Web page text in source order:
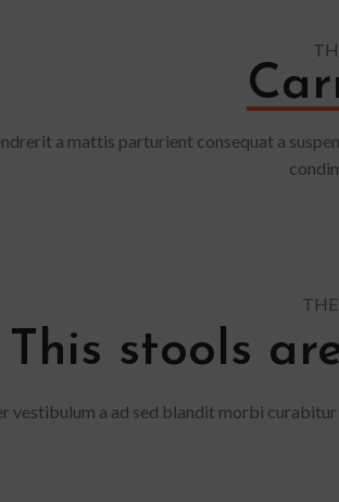
a mattis parturient consequat a
This stools
vestibulum a ad sed blandit morbi